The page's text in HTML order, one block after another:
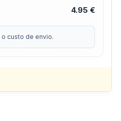
4.95 €
o custo de envio.